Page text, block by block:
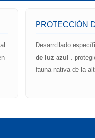
PROTECCIÓN
Desarrollado
de luz azul
,
fauna nativa de la